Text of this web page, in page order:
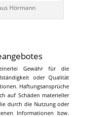
Hörmann
Gewähr für die
oder Qualität
Haftungsansprüche
auf Schäden materieller
durch die Nutzung oder
Informationen bzw.